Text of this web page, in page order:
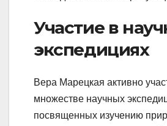
Участие в
экспедициях
Вера Марецкая активно
множестве научных
посвященных изучению